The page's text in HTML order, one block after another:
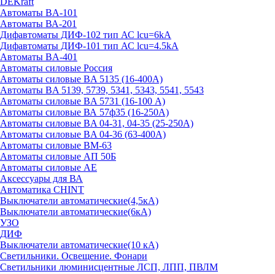
Автоматы BA-101
Автоматы ВА-201
Дифавтоматы ДИФ-102 тип АС lcu=6kA
Дифавтоматы ДИФ-101 тип АС lcu=4.5kA
Автоматы BA-401
Автоматы силовые Россия
Автоматы силовые BA 5135 (16-400А)
Автоматы BA 5139, 5739, 5341, 5343, 5541, 5543
Автоматы силовые BA 5731 (16-100 А)
Автоматы силовые ВА 57ф35 (16-250А)
Автоматы силовые BA 04-31, 04-35 (25-250А)
Автоматы силовые BA 04-36 (63-400А)
Автоматы силовые ВМ-63
Автоматы силовые АП 50Б
Автоматы силовые АЕ
Аксессуары для ВА
Автоматика CHINT
Выключатели автоматические(4,5кА)
Выключатели автоматические(6кА)
УЗО
ДИФ
Выключатели автоматические(10 кА)
Светильники. Освещение. Фонари
Светильники люминисцентные ЛСП, ЛПП, ПВЛМ